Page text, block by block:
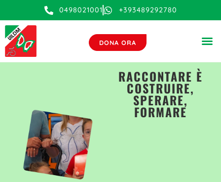
0498021001 +393489292780
DONA ORA
RACCONTARE È
COSTRUIRE,
SPERARE,
FORMARE